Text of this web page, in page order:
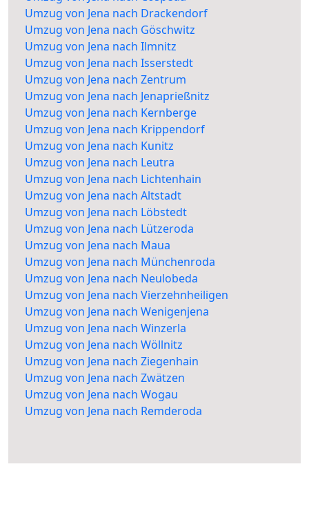
Umzug von Jena nach Drackendorf
Umzug von Jena nach Göschwitz
Umzug von Jena nach Ilmnitz
Umzug von Jena nach Isserstedt
Umzug von Jena nach Zentrum
Umzug von Jena nach Jenaprießnitz
Umzug von Jena nach Kernberge
Umzug von Jena nach Krippendorf
Umzug von Jena nach Kunitz
Umzug von Jena nach Leutra
Umzug von Jena nach Lichtenhain
Umzug von Jena nach Altstadt
Umzug von Jena nach Löbstedt
Umzug von Jena nach Lützeroda
Umzug von Jena nach Maua
Umzug von Jena nach Münchenroda
Umzug von Jena nach Neulobeda
Umzug von Jena nach Vierzehnheiligen
Umzug von Jena nach Wenigenjena
Umzug von Jena nach Winzerla
Umzug von Jena nach Wöllnitz
Umzug von Jena nach Ziegenhain
Umzug von Jena nach Zwätzen
Umzug von Jena nach Wogau
Umzug von Jena nach Remderoda